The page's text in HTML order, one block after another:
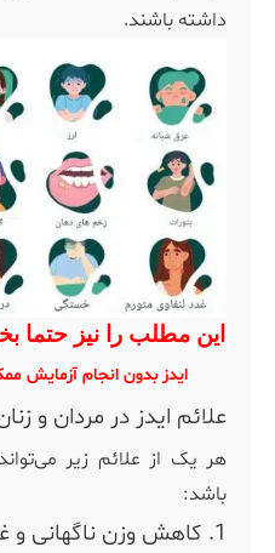
داشته باشند.
این مطلب را نیز حتما
ایدز بدون انجام آزمایش
علائم ایدز در مردان و
هر یک از علائم زیر
باشد:
1. کاهش وزن ناگهانی و غیرقابل توضیح